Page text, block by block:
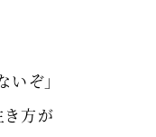
いぞ」
き方が